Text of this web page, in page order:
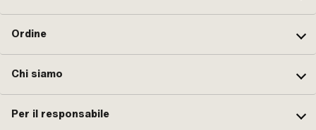
Ordine
Chi siamo
Per il responsabile